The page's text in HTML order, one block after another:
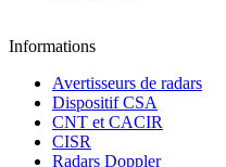
Informations
Avertisseurs de radars
Dispositif CSA
CNT et CACIR
CISR
Radars Doppler